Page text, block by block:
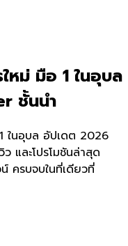
หม่ มือ 1 ในอุบล
ชั้นนำ
ในอุบล อัปเดต 2026
และโปรโมชันล่าสุด
ครบจบในที่เดียวที่